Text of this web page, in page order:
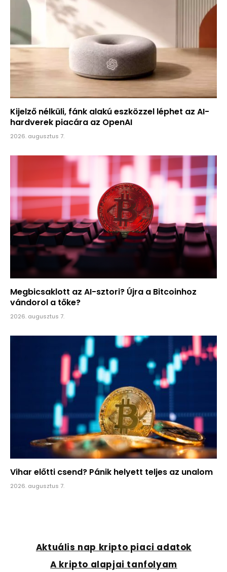
Kijelző nélküli, fánk alakú eszközzel léphet az AI-
hardverek piacára az OpenAI
2026. augusztus 7.
Megbicsaklott az AI-sztori? Újra a Bitcoinhoz
vándorol a tőke?
2026. augusztus 7.
Vihar előtti csend? Pánik helyett teljes az unalom
2026. augusztus 7.
Aktuális nap kripto piaci adatok
A kripto alapjai tanfolyam